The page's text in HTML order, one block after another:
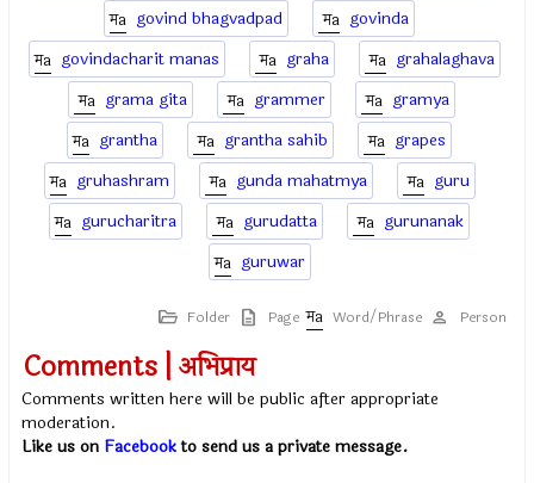
govind bhagvadpad
govinda
govindacharit manas
graha
grahalaghava
grama gita
grammer
gramya
grantha
grantha sahib
grapes
gruhashram
gunda mahatmya
guru
gurucharitra
gurudatta
gurunanak
guruwar
Folder Page Word/Phrase Person
Comments | अभिप्राय
Comments written here will be public after appropriate
moderation.
Like us on Facebookto send us a private message.